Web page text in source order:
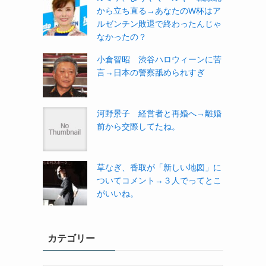
から立ち直る→あなたのW杯はア
ルゼンチン敗退で終わったんじゃ
なかったの？
小倉智昭 渋谷ハロウィーンに苦
言→日本の警察舐められすぎ
河野景子 経営者と再婚へ→離婚
前から交際してたね。
草なぎ、香取が「新しい地図」に
ついてコメント→３人でってとこ
がいいね。
カテゴリー